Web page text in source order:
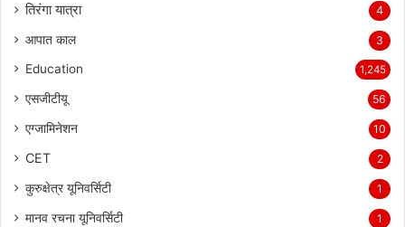
तिरंगा यात्रा 4
आपात काल 3
Education 1,245
एसजीटीयू 56
एग्जामिनेशन 10
CET 2
कुरुक्षेत्र यूनिवर्सिटी 1
मानव रचना यूनिवर्सिटी 1